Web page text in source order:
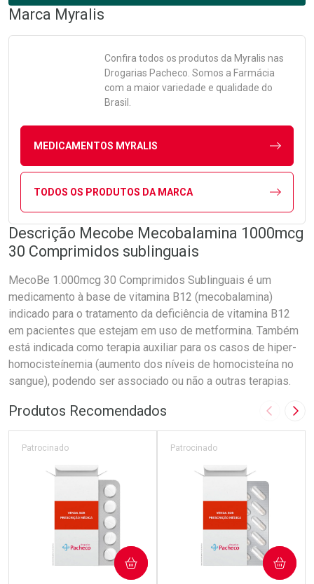
Marca Myralis
Confira todos os produtos da Myralis nas
Drogarias Pacheco. Somos a Farmácia
com a maior variedade e qualidade do
Brasil.
MEDICAMENTOS MYRALIS
TODOS OS PRODUTOS DA MARCA
Descrição Mecobe Mecobalamina 1000mcg
30 Comprimidos sublinguais
MecoBe 1.000mcg 30 Comprimidos Sublinguais é um
medicamento à base de vitamina B12 (mecobalamina)
indicado para o tratamento da deficiência de vitamina B12
em pacientes que estejam em uso de metformina. Também
está indicada como terapia auxiliar para os casos de hiper-
homocisteínemia (aumento dos níveis de homocisteína no
sangue), podendo ser associado ou não a outras terapias.
Produtos Recomendados Imagem
Patrocinado
COMPRAR
Patrocinado
COMPRAR